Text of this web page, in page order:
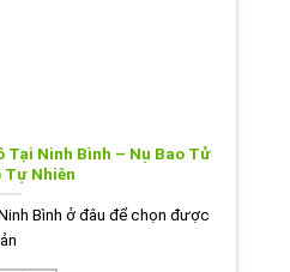
Tại Ninh Bình – Nụ Bao Tử
Tự Nhiên
Bình ở đâu để chọn được